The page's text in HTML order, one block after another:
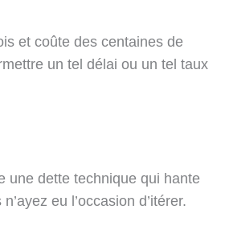
et coûte des centaines de
un tel délai ou un tel taux
une dette technique qui hante
eu l’occasion d’itérer.